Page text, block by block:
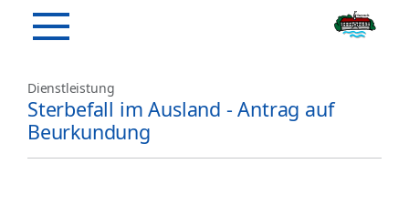
Dienstleistung
Sterbefall im Ausland - Antrag auf
Beurkundung